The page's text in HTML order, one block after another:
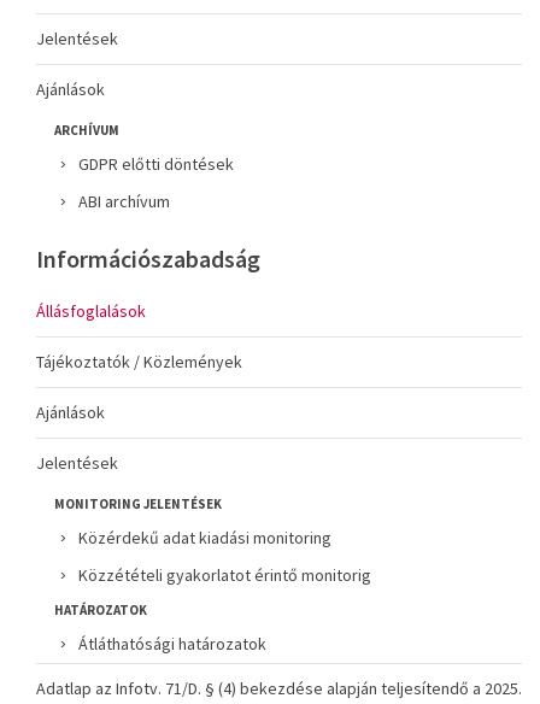
Jelentések
Ajánlások
ARCHÍVUM
GDPR előtti döntések
ABI archívum
Információszabadság
Állásfoglalások
Tájékoztatók / Közlemények
Ajánlások
Jelentések
MONITORING JELENTÉSEK
Közérdekű adat kiadási monitoring
Közzétételi gyakorlatot érintő monitorig
HATÁROZATOK
Átláthatósági határozatok
Adatlap az Infotv. 71/D. § (4) bekezdése alapján teljesítendő a 2025.